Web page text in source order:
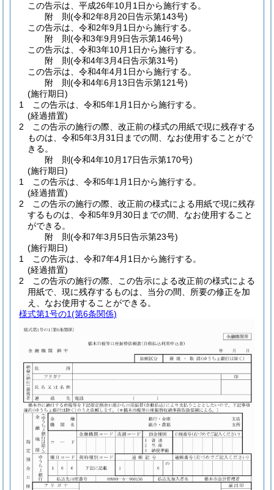
この告示は、平成26年10月1日から施行する。
附 則(令和2年8月20日告示第143号)
この告示は、令和2年9月1日から施行する。
附 則(令和3年9月9日告示第146号)
この告示は、令和3年10月1日から施行する。
附 則(令和4年3月4日告示第31号)
この告示は、令和4年4月1日から施行する。
附 則(令和4年6月13日告示第121号)
(施行期日)
1
この告示は、令和5年1月1日から施行する。
(経過措置)
2
この告示の施行の際、改正前の様式の用紙で現に残存する
ものは、令和5年3月31日までの間、なお使用することがで
きる。
附 則(令和4年10月17日告示第170号)
(施行期日)
1
この告示は、令和5年1月1日から施行する。
(経過措置)
2
この告示の施行の際、改正前の様式による用紙で現に残存
するものは、令和5年9月30日までの間、なお使用すること
ができる。
附 則(令和7年3月5日告示第23号)
(施行期日)
1
この告示は、令和7年4月1日から施行する。
(経過措置)
2
この告示の施行の際、この告示による改正前の様式による
用紙で、現に残存するものは、当分の間、所要の修正を加
え、なお使用することができる。
様式第1号の1(第6条関係)